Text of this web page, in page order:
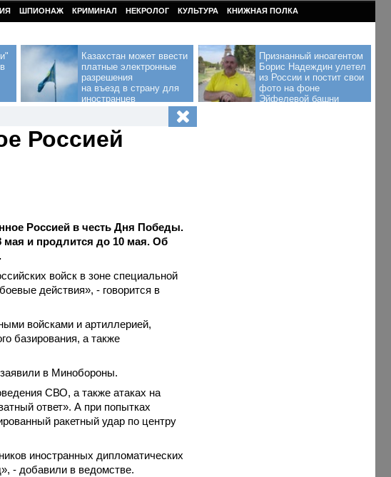
ШПИОНАЖ КРИМИНАЛ НЕКРОЛОГ КУЛЬТУРА КНИЖНАЯ ПОЛКА
Казахстан может ввести
платные электронные
разрешения
на въезд в страну для
иностранцев
Признанный иноагентом
Борис Надеждин улетел
из России и постит свои
фото на фоне
Эйфелевой башни
Россией
Россией в честь Дня Победы.
мая и продлится до 10 мая. Об
войск в зоне специальной
действия», - говорится в
войсками и артиллерией,
базирования, а также
в Минобороны.
СВО, а также атаках на
ответ». А при попытках
ракетный удар по центру
иностранных дипломатических
- добавили в ведомстве.